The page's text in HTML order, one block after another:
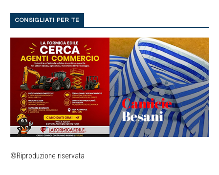
CONSIGLIATI PER TE
©Riproduzione riservata